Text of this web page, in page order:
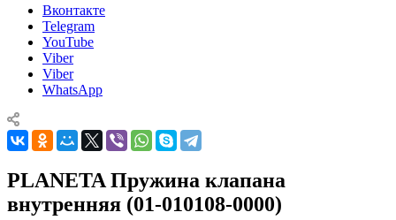
Вконтакте
Telegram
YouTube
Viber
Viber
WhatsApp
PLANETA Пружина клапана
внутренняя (01-010108-0000)